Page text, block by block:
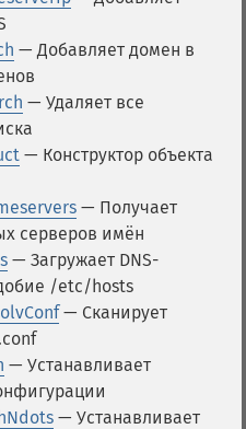
— Добавляет домен в
— Удаляет все
— Конструктор объекта
— Получает
серверов имён
— Загружает DNS-
/etc/hosts
— Сканирует
— Устанавливает
— Устанавливает